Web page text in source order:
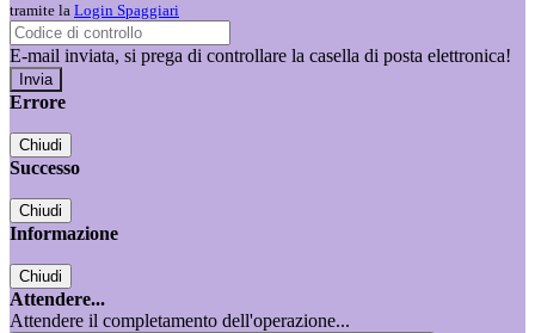
tramite la Login Spaggiari
E-mail inviata, si prega di controllare la casella di posta elettronica!
Errore
Chiudi
Successo
Chiudi
Informazione
Chiudi
Attendere...
Attendere il completamento dell'operazione...